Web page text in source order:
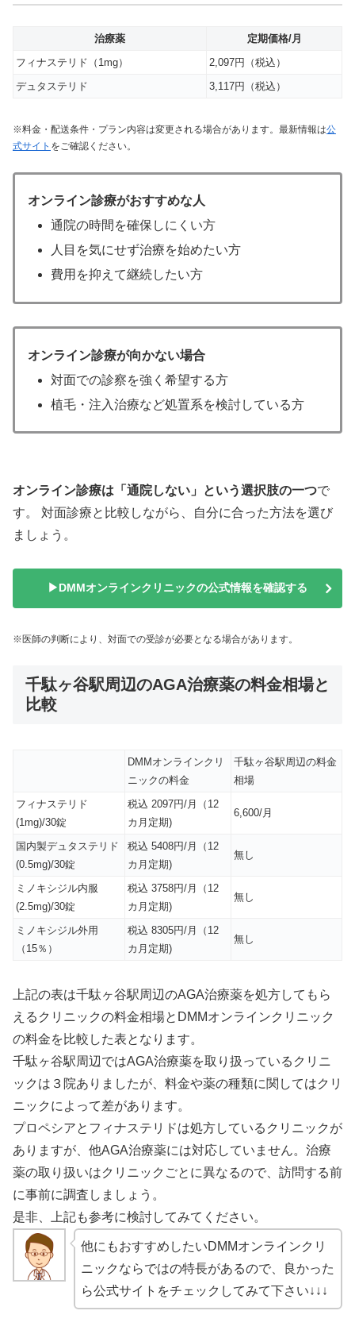
治療薬
定期価格/月
フィナステリド（1mg）
2,097円（税込）
デュタステリド
3,117円（税込）
※料金・配送条件・プラン内容は変更される場合があります。最新情報は公
式サイト をご確認ください。
オンライン診療がおすすめな人
通院の時間を確保しにくい方
人目を気にせず治療を始めたい方
費用を抑えて継続したい方
オンライン診療が向かない場合
対面での診察を強く希望する方
植毛・注入治療など処置系を検討している方
オンライン診療は「通院しない」という選択肢の一つで
す。 対面診療と比較しながら、自分に合った方法を選び
ましょう。
▶DMMオンラインクリニックの公式情報を確認する
※医師の判断により、対面での受診が必要となる場合があります。
千駄ヶ谷駅周辺のAGA治療薬の料金相場と
比較
DMMオンラインクリ
ニックの料金
千駄ヶ谷駅周辺の料金
相場
フィナステリド
(1mg)/30錠
税込 2097円/月（12
カ月定期)
6,600/月
国内製デュタステリド
(0.5mg)/30錠
税込 5408円/月（12
カ月定期)
無し
ミノキシジル内服
(2.5mg)/30錠
税込 3758円/月（12
カ月定期)
無し
ミノキシジル外用
（15％）
税込 8305円/月（12
カ月定期)
無し
上記の表は千駄ヶ谷駅周辺のAGA治療薬を処方してもら
えるクリニックの料金相場とDMMオンラインクリニック
の料金を比較した表となります。
千駄ヶ谷駅周辺ではAGA治療薬を取り扱っているクリニ
ックは３院ありましたが、料金や薬の種類に関してはクリ
ニックによって差があります。
プロペシアとフィナステリドは処方しているクリニックが
ありますが、他AGA治療薬には対応していません。治療
薬の取り扱いはクリニックごとに異なるので、訪問する前
に事前に調査しましょう。
是非、上記も参考に検討してみてください。
他にもおすすめしたいDMMオンラインクリ
ニックならではの特長があるので、良かった
ら公式サイトをチェックしてみて下さい↓↓↓